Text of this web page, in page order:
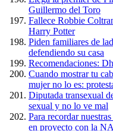
Guillermo del Toro
Fallece Robbie
Harry Potter
Piden familiares de
defendiendo su casa
Recomendaciones:
Cuando mostrar tu
mujer no lo es:
Diputada transexual
sexual y no lo ve mal
Para recordar
en proyecto con la